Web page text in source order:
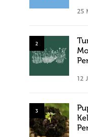
25
2
12
3